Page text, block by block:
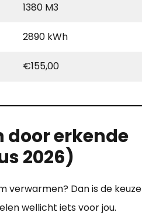
1380 M3
2890 kWh
€155,00
erkende
2026)
verwarmen? Dan is de keuze
wellicht iets voor jou.